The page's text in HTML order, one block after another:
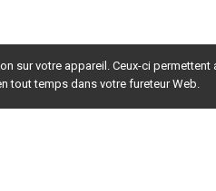
sur votre appareil. Ceux-ci permettent
tout temps dans votre fureteur Web.